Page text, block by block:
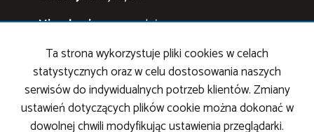
Mieszkaniana sprzedaż
Działkina sprzedaż
Lokalena sprzedaż
Halena sprzedaż
Obiektyna sprzedaż
Ta strona wykorzystuje pliki cookies w celach
statystycznych oraz w celu dostosowania naszych
serwisów do indywidualnych potrzeb klientów. Zmiany
ustawień dotyczących plików cookie można dokonać w
dowolnej chwili modyfikując ustawienia przeglądarki.